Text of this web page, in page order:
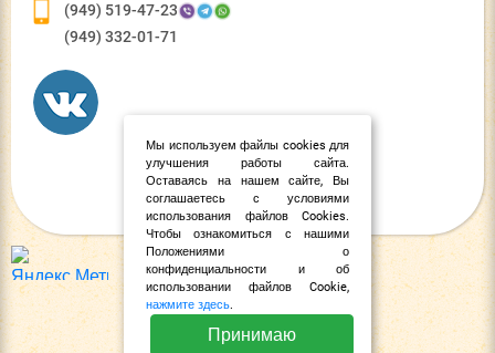
(949) 519-47-23
(949) 332-01-71
Мы используем файлы cookies для
улучшения работы сайта.
Оставаясь на нашем сайте, Вы
соглашаетесь с условиями
использования файлов Cookies.
Чтобы ознакомиться с нашими
Положениями о
конфиденциальности и об
использовании файлов Cookie,
нажмите здесь.
Принимаю